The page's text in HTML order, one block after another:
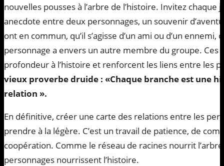
nouvelles pousses à l’arbre de l’histoire. Invitez
anecdote entre deux personnages, un souvenir
ont en commun, qu’il s’agisse d’un ami ou d’un
personnage a envers un autre membre du groupe. Ces
profondeur à l’histoire et renforcent les liens entre les
vieux proverbe druide : «Chaque branche est une
relation ».
En définitive, créer une carte des relations entre les
prendre à la légère. C’est un travail de patience, de
coopération. Comme le réseau de racines nourrit
personnages nourrissent l’histoire.